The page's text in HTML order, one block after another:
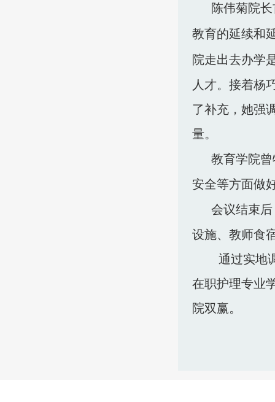
陈伟菊院
教育的延续和
院走出去办学
人才。接着杨
了补充，她强
量。
教育学院曾
安全等方面做
会议结束后
设施、教师食
通过实地
在职护理专业
院双赢。